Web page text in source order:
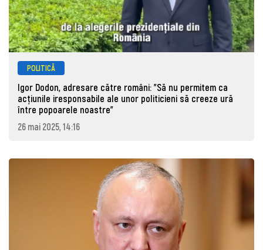
POLITICĂ
Igor Dodon, adresare către români: ”Să nu permitem ca
acțiunile iresponsabile ale unor politicieni să creeze ură
între popoarele noastre”
26 mai 2025, 14:16